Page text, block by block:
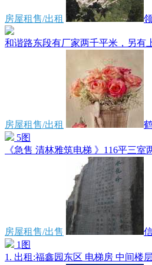
房屋租售/出租
和谐路东段有厂家两千平米，另有
房屋租售/出租
5图
《急售 清林雅筑电梯 》116平三
房屋租售/出售
1图
1. 出租:福鑫园东区 电梯房 中间楼